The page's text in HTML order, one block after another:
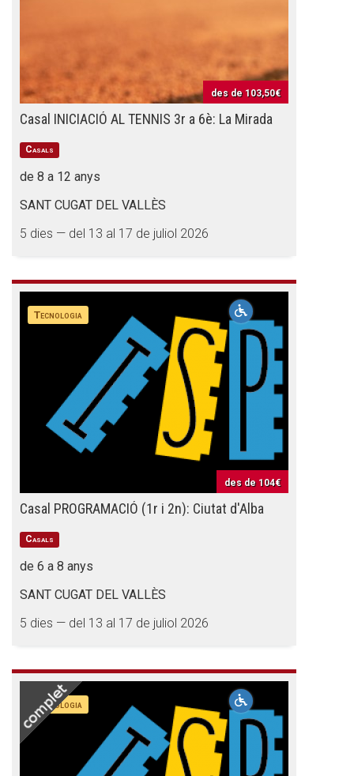
des de 103,50€
Casal INICIACIÓ AL TENNIS 3r a 6è: La Mirada
Casals
de 8 a 12 anys
SANT CUGAT DEL VALLÈS
5 dies — del 13 al 17 de juliol 2026
Tecnologia
des de 104€
Casal PROGRAMACIÓ (1r i 2n): Ciutat d'Alba
Casals
de 6 a 8 anys
SANT CUGAT DEL VALLÈS
5 dies — del 13 al 17 de juliol 2026
Tecnologia